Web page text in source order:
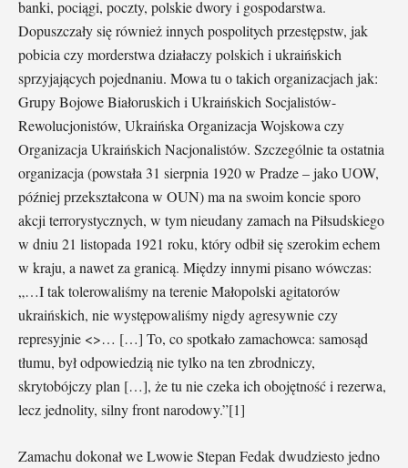
banki, pociągi, poczty, polskie dwory i gospodarstwa.
Dopuszczały się również innych pospolitych przestępstw, jak
pobicia czy morderstwa działaczy polskich i ukraińskich
sprzyjających pojednaniu. Mowa tu o takich organizacjach jak:
Grupy Bojowe Białoruskich i Ukraińskich Socjalistów-
Rewolucjonistów, Ukraińska Organizacja Wojskowa czy
Organizacja Ukraińskich Nacjonalistów. Szczególnie ta ostatnia
organizacja (powstała 31 sierpnia 1920 w Pradze – jako UOW,
później przekształcona w OUN) ma na swoim koncie sporo
akcji terrorystycznych, w tym nieudany zamach na Piłsudskiego
w dniu 21 listopada 1921 roku, który odbił się szerokim echem
w kraju, a nawet za granicą. Między innymi pisano wówczas:
„…I tak tolerowaliśmy na terenie Małopolski agitatorów
ukraińskich, nie występowaliśmy nigdy agresywnie czy
represyjnie <>… […] To, co spotkało zamachowca: samosąd
tłumu, był odpowiedzią nie tylko na ten zbrodniczy,
skrytobójczy plan […], że tu nie czeka ich obojętność i rezerwa,
lecz jednolity, silny front narodowy.”[1]
Zamachu dokonał we Lwowie Stepan Fedak dwudziesto jedno